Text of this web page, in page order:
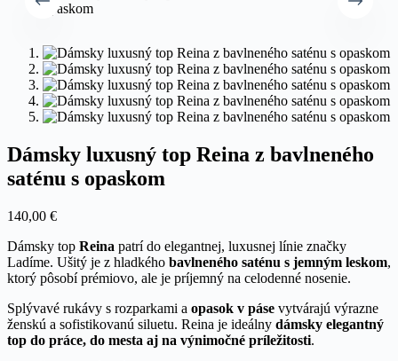
Dámsky luxusný top Reina z bavlneného
saténu s opaskom
140,00 €
Dámsky top Reina patrí do elegantnej, luxusnej línie značky
Ladíme. Ušitý je z hladkého bavlneného saténu s jemným leskom,
ktorý pôsobí prémiovo, ale je príjemný na celodenné nosenie.
Splývavé rukávy s rozparkami a opasok v páse vytvárajú výrazne
ženskú a sofistikovanú siluetu. Reina je ideálny dámsky elegantný
top do práce, do mesta aj na výnimočné príležitosti.